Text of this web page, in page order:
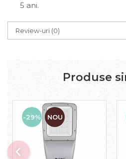
5 ani.
Review-uri (0)
Produse
-29% NOU